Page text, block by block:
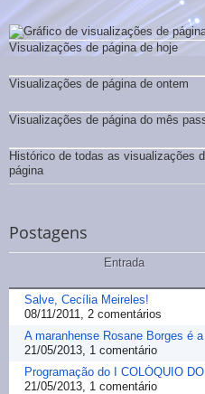
Visualizações de página de hoje
Visualizações de página de ontem
Visualizações de página do mês
Histórico de todas as visualizações
página
Postagens
Entrada
Salve, Cecília Meireles!
08/11/2011, 2 comentários
21/05/2013, 1 comentário
21/05/2013, 1 comentário